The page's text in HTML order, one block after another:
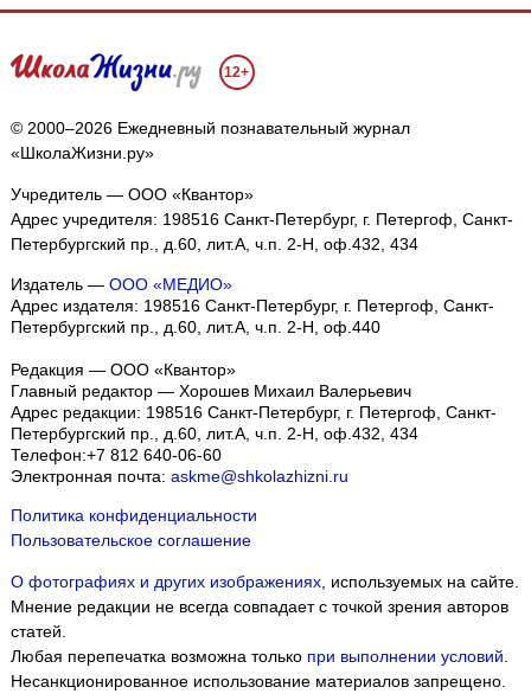
12+
© 2000–2026 Ежедневный познавательный журнал
«ШколаЖизни.ру»
Учредитель — ООО «Квантор»
Адрес учредителя: 198516 Санкт-Петербург, г. Петергоф, Санкт-
Петербургский пр., д.60, лит.А, ч.п. 2-Н, оф.432, 434
Издатель — ООО «МЕДИО»
Адрес издателя: 198516 Санкт-Петербург, г. Петергоф, Санкт-
Петербургский пр., д.60, лит.А, ч.п. 2-Н, оф.440
Редакция — ООО «Квантор»
Главный редактор — Хорошев Михаил Валерьевич
Адрес редакции: 198516 Санкт-Петербург, г. Петергоф Санкт-
Петербургский пр., д.60, лит.А, ч.п. 2-Н, оф.432, 434
Телефон:+7 812 640-06-60
Электронная почта: askme@shkolazhizni.ru
Политика конфиденциальности
Пользовательское соглашение
О фотографиях и других изображениях, используемых на сайте.
Мнение редакции не всегда совпадает с точкой зрения авторов
статей.
Любая перепечатка возможна только при выполнении условий
Несанкционированное использование материалов запрещено.